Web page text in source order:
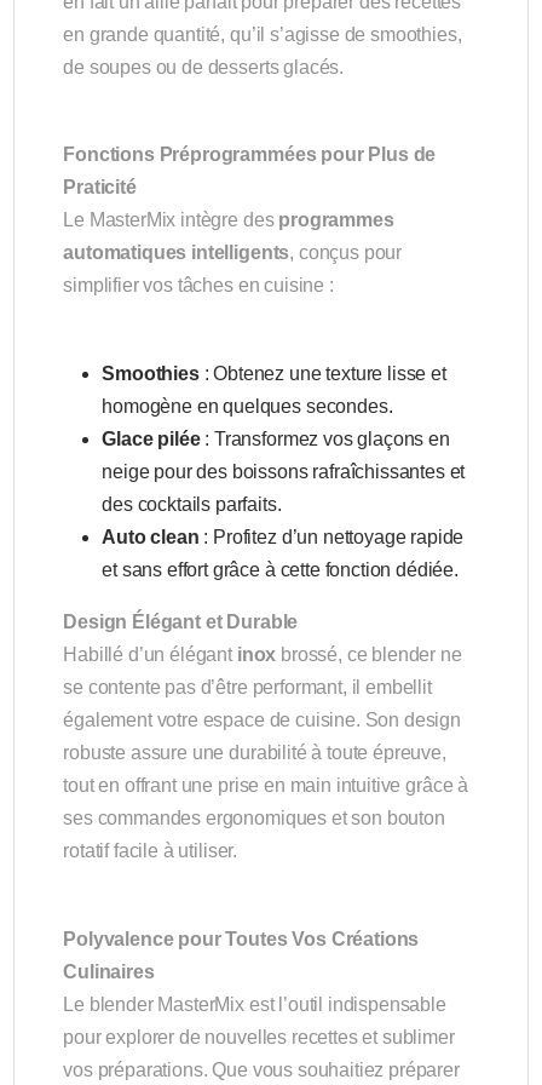
en grande quantité, qu’il s’agisse de smoothies,
de soupes ou de desserts glacés.
Fonctions Préprogrammées pour Plus de
Praticité
Le MasterMix intègre des programmes
automatiques intelligents, conçus pour
simplifier vos tâches en cuisine :
Smoothies: Obtenez une texture lisse et
homogène en quelques secondes.
Glace pilée: Transformez vos glaçons en
neige pour des boissons rafraîchissantes et
des cocktails parfaits.
Auto clean : Profitez d’un nettoyage rapide
et sans effort grâce à cette fonction dédiée.
Design Élégant et Durable
Habillé d’un élégant inox brossé, ce blender ne
se contente pas d’être performant, il embellit
également votre espace de cuisine. Son design
robuste assure une durabilité à toute épreuve,
tout en offrant une prise en main intuitive grâce à
ses commandes ergonomiques et son bouton
rotatif facile à utiliser.
Polyvalence pour Toutes Vos Créations
Culinaires
Le blender MasterMix est l’outil indispensable
pour explorer de nouvelles recettes et sublimer
vos préparations. Que vous souhaitiez préparer